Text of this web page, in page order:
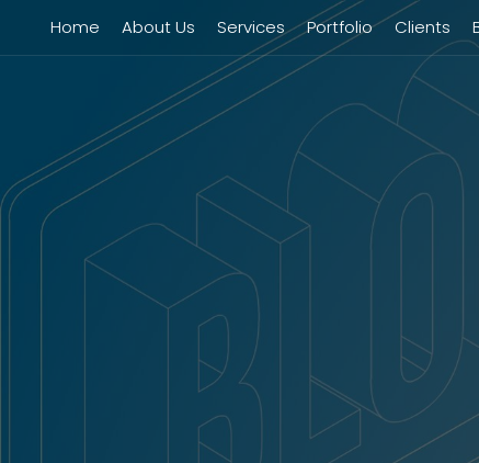
Home About Us Services Portfolio Clients